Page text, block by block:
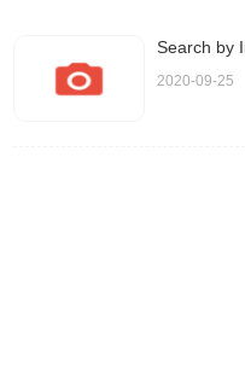
Search by
2020-09-25